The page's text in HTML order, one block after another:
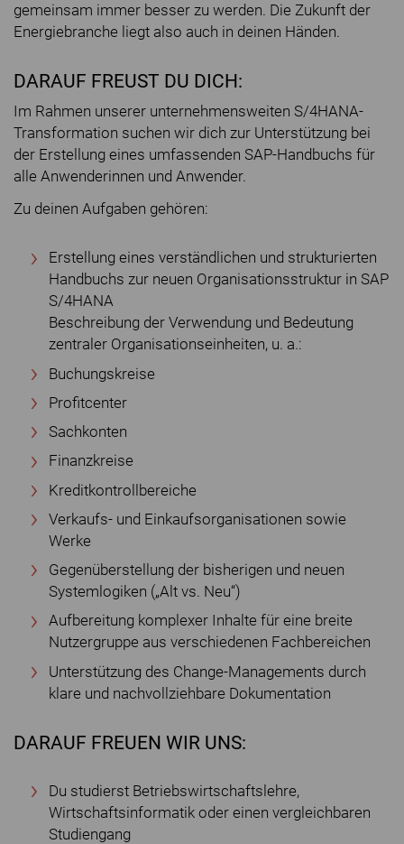
gemeinsam immer besser zu werden. Die Zukunft der
Energiebranche liegt also auch in deinen Händen.
DARAUF FREUST DU DICH:
Im Rahmen unserer unternehmensweiten S/4HANA-
Transformation suchen wir dich zur Unterstützung bei
der Erstellung eines umfassenden SAP-Handbuchs für
alle Anwenderinnen und Anwender.
Zu deinen Aufgaben gehören:
Erstellung eines verständlichen und strukturierten
Handbuchs zur neuen Organisationsstruktur in SAP
S/4HANA
Beschreibung der Verwendung und Bedeutung
zentraler Organisationseinheiten, u. a.:
Buchungskreise
Profitcenter
Sachkonten
Finanzkreise
Kreditkontrollbereiche
Verkaufs- und Einkaufsorganisationen sowie
Werke
Gegenüberstellung der bisherigen und neuen
Systemlogiken („Alt vs. Neu“)
Aufbereitung komplexer Inhalte für eine breite
Nutzergruppe aus verschiedenen Fachbereichen
Unterstützung des Change-Managements durch
klare und nachvollziehbare Dokumentation
DARAUF FREUEN WIR UNS:
Du studierst Betriebswirtschaftslehre,
Wirtschaftsinformatik oder einen vergleichbaren
Studiengang